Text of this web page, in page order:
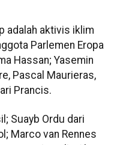
adalah aktivis iklim
Parlemen Eropa
Hassan; Yasemin
Pascal Maurieras,
Prancis.
Suayb Ordu dari
Marco van Rennes